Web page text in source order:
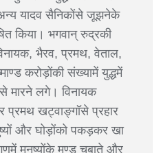
यादव सैनिकोंसे जूझनेके
किया। भगवान् रुद्रकी
भैरव, प्रमथ, वेताल,
करोड़ोंकी संख्यामें युद्धमें
मारने लगे। विनायक
खट्वाङ्गॉसे प्रहार
और घोड़ोंको पकड़कर खा
मनुष्योंके मुण्ड चबाते और